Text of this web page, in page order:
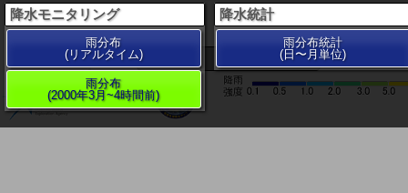
降水モニタリング
雨分布
(リアルタイム)
雨分布
(2000年3月~4時間前)
降水統計
雨分布統計
(日〜月単位)